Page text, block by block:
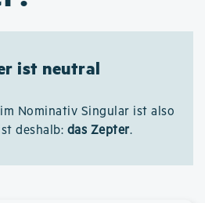
ist neutral
Nominativ Singular ist also
deshalb: das Zepter.